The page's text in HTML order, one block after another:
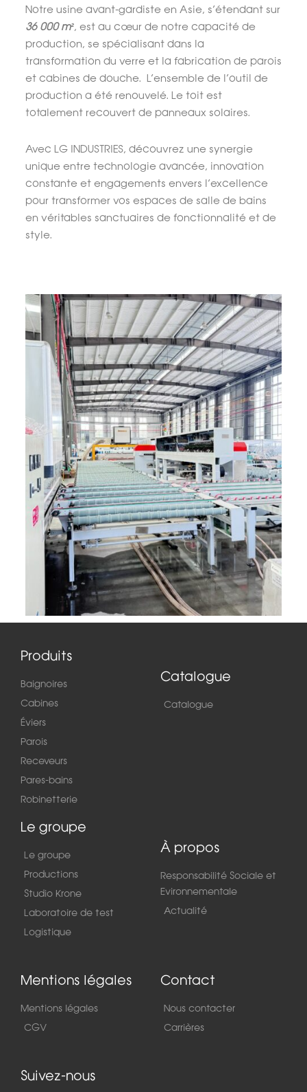
Notre usine avant-gardiste en Asie, s’étendant sur
36 000 m², est au cœur de notre capacité de
production, se spécialisant dans la
transformation du verre et la fabrication de parois
et cabines de douche. L’ensemble de l’outil de
production a été renouvelé. Le toit est
totalement recouvert de panneaux solaires.
Avec LG INDUSTRIES, découvrez une synergie
unique entre technologie avancée, innovation
constante et engagements envers l’excellence
pour transformer vos espaces de salle de bains
en véritables sanctuaires de fonctionnalité et de
style.
Produits
Baignoires
Cabines
Éviers
Parois
Receveurs
Pares-bains
Robinetterie
Catalogue
Catalogue
Le groupe
Le groupe
Productions
Studio Krone
Laboratoire de test
Logistique
À propos
Responsabilité Sociale et
Evironnementale
Actualité
Mentions légales
Mentions légales
CGV
Contact
Nous contacter
Carrières
Suivez-nous